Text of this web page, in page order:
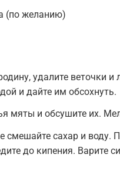
(по желанию)
удалите веточки и
и дайте им обсохнуть.
мяты и обсушите их.
смешайте сахар и воду.
до кипения. Варите